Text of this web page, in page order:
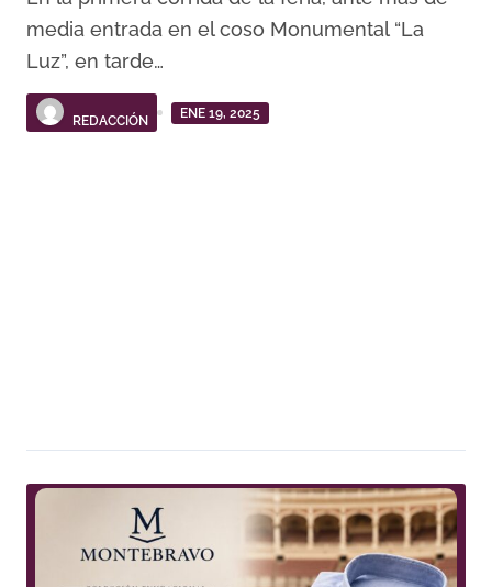
media entrada en el coso Monumental “La
Luz”, en tarde…
REDACCIÓN
ENE 19, 2025